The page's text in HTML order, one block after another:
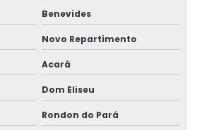
Benevides
Novo Repartimento
Acará
Dom Eliseu
Rondon do Pará